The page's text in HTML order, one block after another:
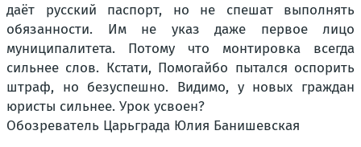
даёт русский паспорт, но не спешат выполнять
обязанности. Им не указ даже первое лицо
муниципалитета. Потому что монтировка всегда
сильнее слов. Кстати, Помогайбо пытался оспорить
штраф, но безуспешно. Видимо, у новых граждан
юристы сильнее. Урок усвоен?
Обозреватель Царьграда Юлия Банишевская